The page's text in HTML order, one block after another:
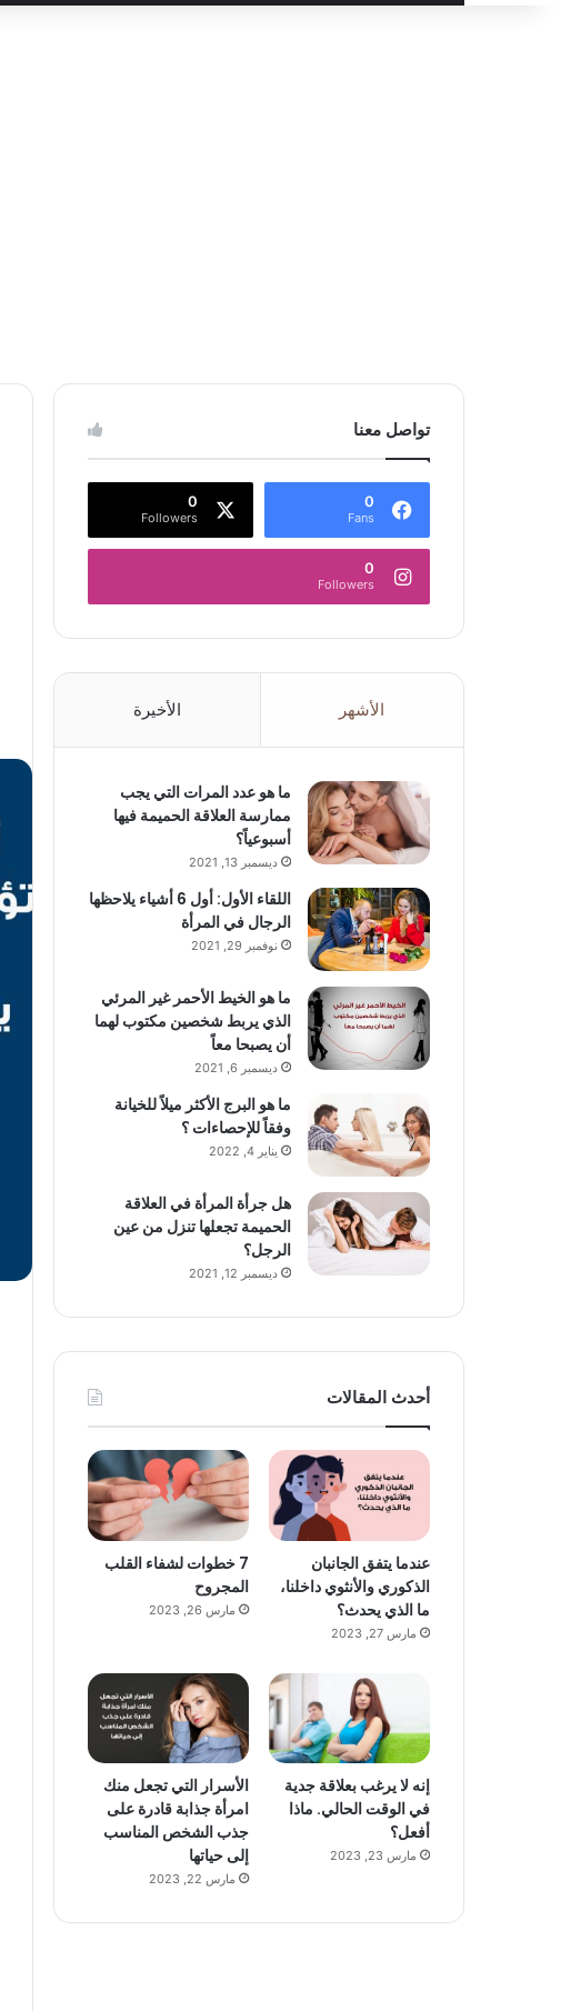
عن
تواصل معنا
0
Fans
0
Followers
0
Followers
الأشهر الأخيرة
ما هو عدد المرات التي يجب
ممارسة العلاقة الحميمة فيها
أسبوعياً؟
ديسمبر 13, 2021
اللقاء الأول: أول 6 أشياء يلاحظها
الرجال في المرأة
نوفمبر 29, 2021
ما هو الخيط الأحمر غير المرئي
الذي يربط شخصين مكتوب لهما
أن يصبحا معاً
ديسمبر 6, 2021
ما هو البرج الأكثر ميلاً للخيانة
وفقاً للإحصاءات ؟
يناير 4, 2022
هل جرأة المرأة في العلاقة
الحميمة تجعلها تنزل من عين
الرجل؟
ديسمبر 12, 2021
أحدث المقالات
عندما يتفق الجانبان
الذكوري والأنثوي داخلنا،
ما الذي يحدث؟
مارس 27, 2023
7 خطوات لشفاء القلب
المجروح
مارس 26, 2023
إنه لا يرغب بعلاقة جدية
في الوقت الحالي. ماذا
أفعل؟
مارس 23, 2023
الأسرار التي تجعل منك
امرأة جذابة قادرة على
جذب الشخص المناسب
إلى حياتها
مارس 22, 2023